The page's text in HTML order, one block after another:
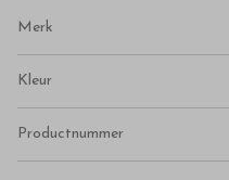
Merk
Kleur
Productnummer